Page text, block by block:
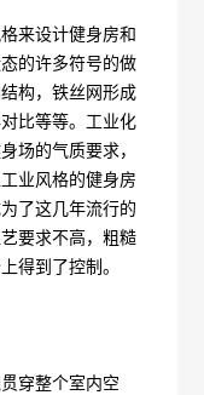
来设计健身房和
的许多符号的做
构，铁丝网形成
比等等。工业化
场的气质要求，
业风格的健身房
了这几年流行的
要求不高，粗糙
得到了控制。
穿整个室内空